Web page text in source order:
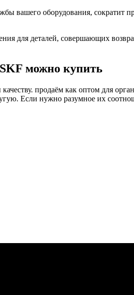
вашего оборудования, сократит
для деталей, совершающих
можно купить
продаём как оптом для
Если нужно разумное их